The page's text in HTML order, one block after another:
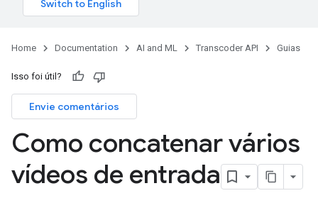
Home Documentation AI and ML Transcoder API Guias
Isso foi útil?
Envie comentários
Como concatenar vários
vídeos de entrada